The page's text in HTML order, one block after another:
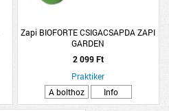
Zapi BIOFORTE CSIGACSAPDA ZAPI
GARDEN
2 099 Ft
Praktiker
A bolthoz
Info